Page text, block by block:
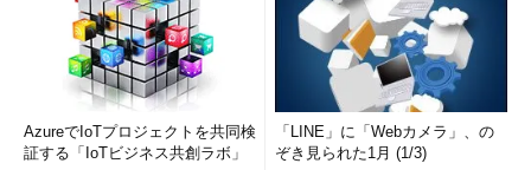
AzureでIoTプロジェクトを共同検
証する「IoTビジネス共創ラボ」
「LINE」に「Webカメラ」、の
ぞき見られた1月 (1/3)